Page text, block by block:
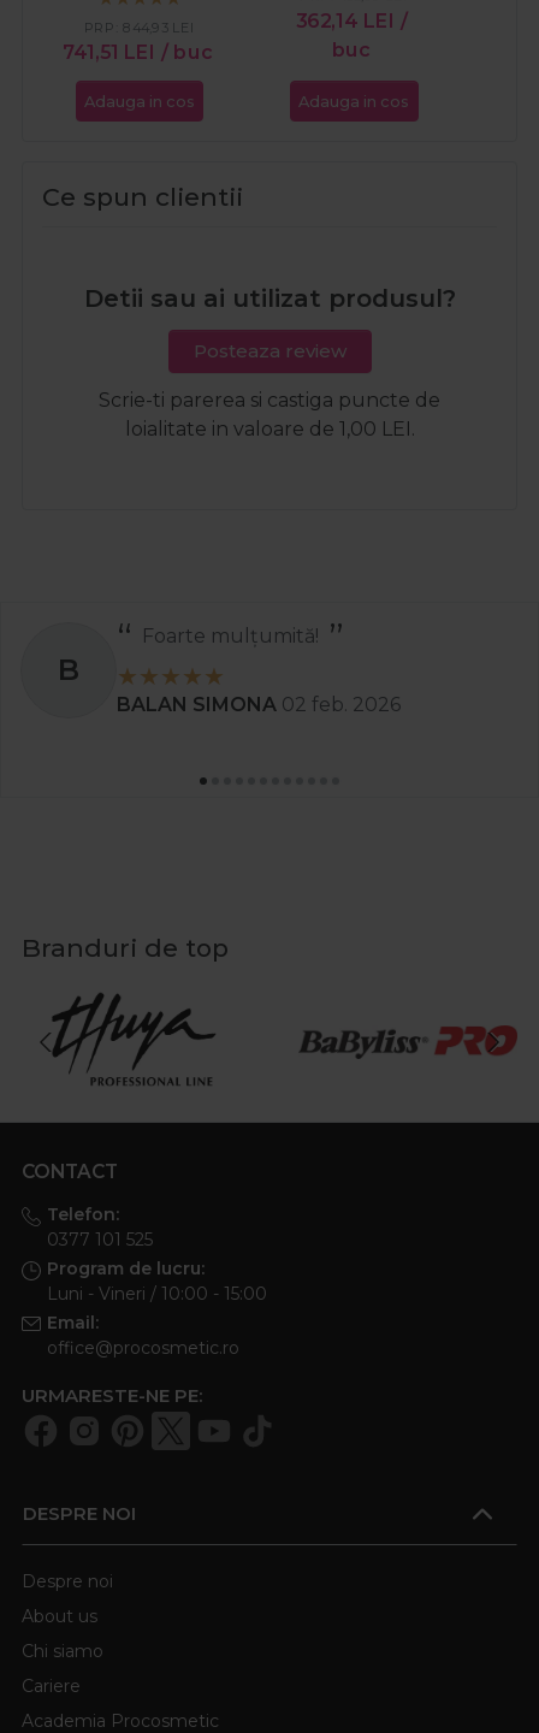
741,51 LEI / buc
PRP: 844,93 LEI
Adauga in cos
maini
362,14 LEI /
buc
Adauga in cos
Ce spun clientii
Detii sau ai utilizat produsul?
Posteaza review
Scrie-ti parerea si castiga puncte de
loialitate in valoare de 1,00 LEI.
B
Foarte mulțumită!
BALAN SIMONA 02 feb. 2026
Branduri de top
CONTACT
Telefon:
0377 101 525
Program de lucru:
Luni - Vineri / 10:00 - 15:00
Email:
office@procosmetic.ro
URMARESTE-NE PE:
DESPRE NOI
Despre noi
About us
Chi siamo
Cariere
Academia Procosmetic